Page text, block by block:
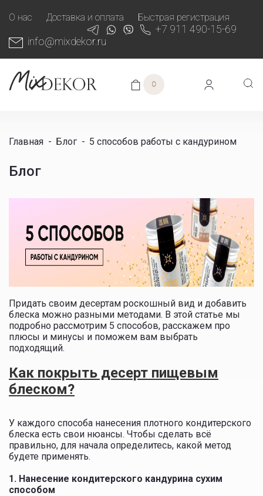
О нас Доставка и оплата Быстрая регистрация
+7 911 490-15-69
info@mixdekor.ru
0
Главная - Блог - 5 способов работы с кандурином
Блог
Придать своим десертам роскошный вид и добавить
блеска можно разными методами. В этой статье мы
подробно рассмотрим 5 способов, расскажем про
плюсы и минусы и поможем вам выбрать
подходящий.
Как покрыть десерт пищевым
блеском?
У каждого способа нанесения плотного кондитерского
блеска есть свои нюансы. Чтобы сделать всë
правильно, для начала определитесь, какой метод
будете применять.
1. Нанесение кондитерского кандурина сухим
способом